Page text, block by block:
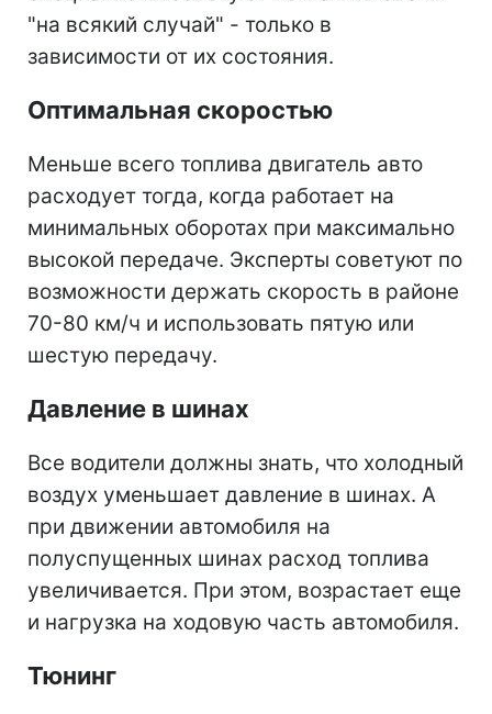
"на всякий случай" - только в
зависимости от их состояния.
Оптимальная скоростью
Меньше всего топлива двигатель авто
расходует тогда, когда работает на
минимальных оборотах при максимально
высокой передаче. Эксперты советуют по
возможности держать скорость в районе
70-80 км/ч и использовать пятую или
шестую передачу.
Давление в шинах
Все водители должны знать, что холодный
воздух уменьшает давление в шинах. А
при движении автомобиля на
полуспущенных шинах расход топлива
увеличивается. При этом, возрастает еще
и нагрузка на ходовую часть автомобиля.
Тюнинг